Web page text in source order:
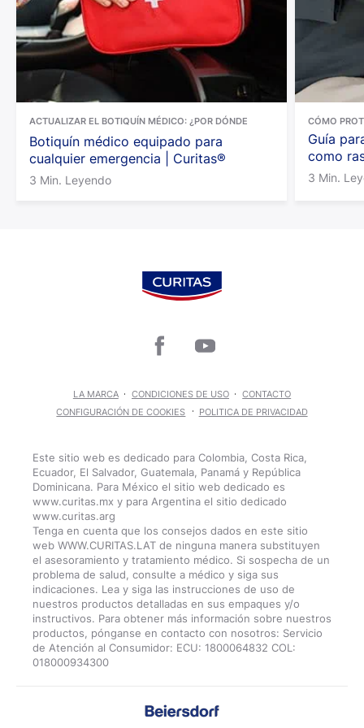
Cantidad: 1 pieza
ACTUALIZAR EL BOTIQUÍN MÉDICO: ¿POR DÓNDE
EMPEZAR?
Botiquín médico equipado para
cualquier emergencia | Curitas®
3 Min. Leyendo
CÓMO
Guía
como
3 Min.
LA MARCA CONDICIONES DE USO
CONTACTO
CONFIGURACIÓN DE COOKIES
POLITICA DE PRIVACIDAD
Este sitio web es dedicado para Colombia, Costa Rica,
Ecuador, El Salvador, Guatemala, Panamá y República
Dominicana. Para México el sitio web dedicado es
www.curitas.mx y para Argentina el sitio dedicado
www.curitas.arg
Tenga en cuenta que los consejos dados en este sitio
web WWW.CURITAS.LAT de ninguna manera substituyen
el asesoramiento y tratamiento médico. Si sospecha de un
problema de salud, consulte a médico y siga sus
indicaciones. Lea y siga las instrucciones de uso de
nuestros productos detalladas en sus empaques y/o
instructivos. Para obtener más información sobre nuestros
productos, pónganse en contacto con nosotros: Servicio
de Atención al Consumidor: ECU: 1800064832 COL: